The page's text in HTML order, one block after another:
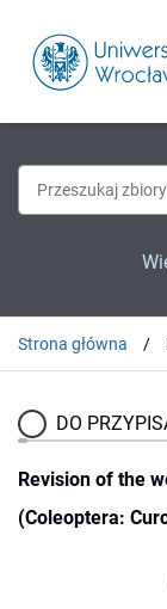
Strona główna
DO
Revision of the
(Coleoptera: